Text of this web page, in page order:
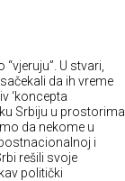
U stvari,
da ih vreme
‘koncepta
Srbiju u prostorima
da nekome u
i
rešili svoje
politički